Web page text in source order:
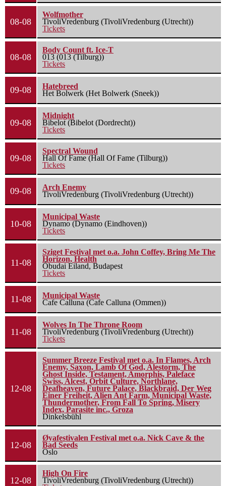
08-08
Wolfmother
TivoliVredenburg (TivoliVredenburg (Utrecht))
Tickets
08-08
Body Count ft. Ice-T
013 (013 (Tilburg))
Tickets
09-08
Hatebreed
Het Bolwerk (Het Bolwerk (Sneek))
09-08
Midnight
Bibelot (Bibelot (Dordrecht))
Tickets
09-08
Spectral Wound
Hall Of Fame (Hall Of Fame (Tilburg))
Tickets
09-08
Arch Enemy
TivoliVredenburg (TivoliVredenburg (Utrecht))
10-08
Municipal Waste
Dynamo (Dynamo (Eindhoven))
Tickets
11-08
Sziget Festival met o.a. John Coffey, Bring Me The
Horizon, Health
Óbudai Eiland, Budapest
Tickets
11-08
Municipal Waste
Cafe Calluna (Cafe Calluna (Ommen))
11-08
Wolves In The Throne Room
TivoliVredenburg (TivoliVredenburg (Utrecht))
Tickets
12-08
Summer Breeze Festival met o.a. In Flames, Arch
Enemy, Saxon, Lamb Of God, Alestorm, The
Ghost Inside, Testament, Amorphis, Paleface
Swiss, Alcest, Orbit Culture, Northlane,
Deafheaven, Future Palace, Blackbraid, Der Weg
Einer Freiheit, Alien Ant Farm, Municipal Waste,
Thundermother, From Fall To Spring, Misery
Index, Parasite inc., Groza
Dinkelsbühl
12-08
Øyafestivalen Festival met o.a. Nick Cave & the
Bad Seeds
Oslo
12-08
High On Fire
TivoliVredenburg (TivoliVredenburg (Utrecht))